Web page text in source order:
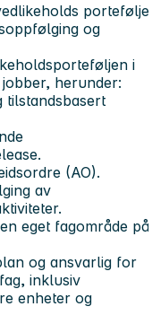
portefølje
og
i
herunder:
(AO).
av
eget fagområde på
og ansvarlig for
inklusiv
enheter og